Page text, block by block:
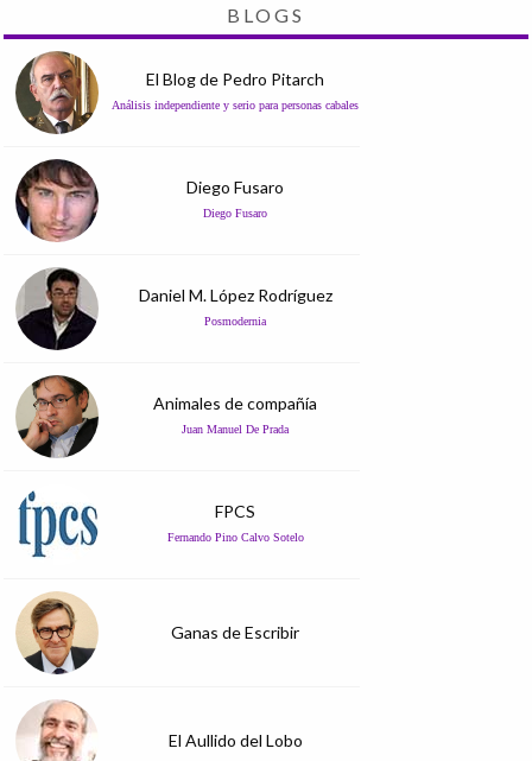
BLOGS
El Blog de Pedro Pitarch
Análisis independiente y serio para personas cabales
Diego Fusaro
Diego Fusaro
Daniel M. López Rodríguez
Posmodernia
Animales de compañía
Juan Manuel De Prada
FPCS
Fernando Pino Calvo Sotelo
Ganas de Escribir
El Aullido del Lobo